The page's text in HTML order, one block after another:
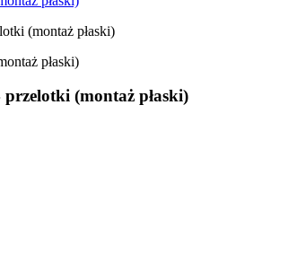
(montaż płaski)